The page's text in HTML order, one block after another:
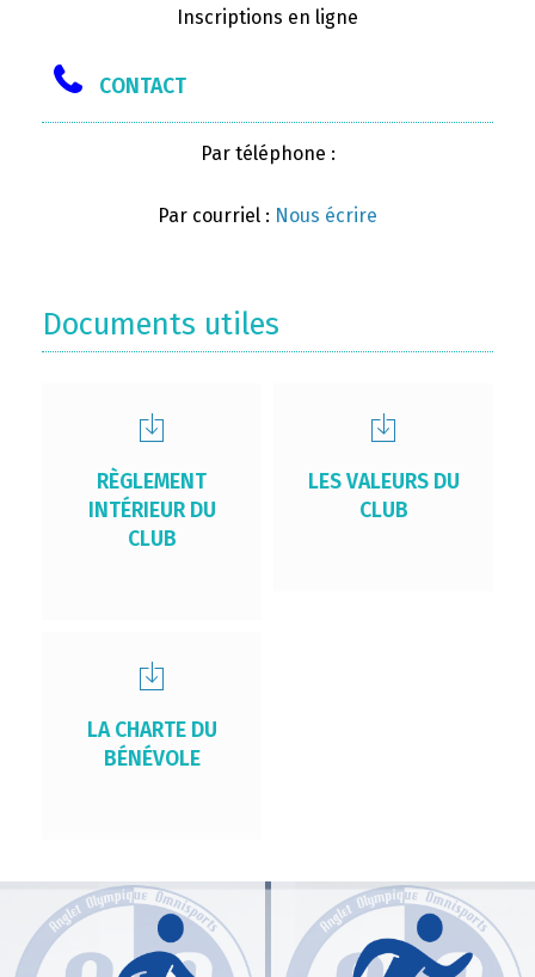
Inscriptions en ligne
CONTACT
Par téléphone :
Par courriel : Nous écrire
Documents utiles
RÈGLEMENT
INTÉRIEUR DU
CLUB
LES VALEURS DU
CLUB
LA CHARTE DU
BÉNÉVOLE